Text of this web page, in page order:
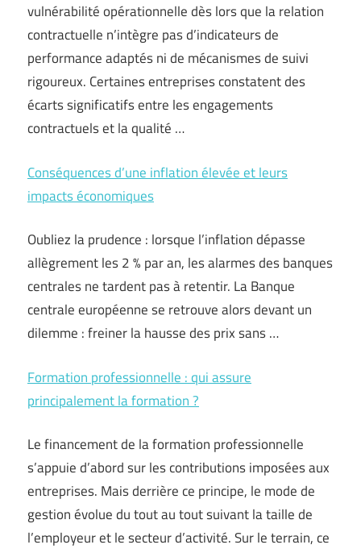
vulnérabilité opérationnelle dès lors que la relation
contractuelle n’intègre pas d’indicateurs de
performance adaptés ni de mécanismes de suivi
rigoureux. Certaines entreprises constatent des
écarts significatifs entre les engagements
contractuels et la qualité …
Conséquences d’une inflation élevée et leurs
impacts économiques
Oubliez la prudence : lorsque l’inflation dépasse
allègrement les 2 % par an, les alarmes des banques
centrales ne tardent pas à retentir. La Banque
centrale européenne se retrouve alors devant un
dilemme : freiner la hausse des prix sans …
Formation professionnelle : qui assure
principalement la formation ?
Le financement de la formation professionnelle
s’appuie d’abord sur les contributions imposées aux
entreprises. Mais derrière ce principe, le mode de
gestion évolue du tout au tout suivant la taille de
l’employeur et le secteur d’activité. Sur le terrain, ce